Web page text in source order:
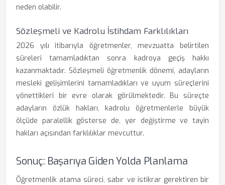
neden olabilir.
Sözleşmeli ve Kadrolu İstihdam Farklılıkları
2026 yılı itibarıyla öğretmenler, mevzuatta belirtilen
süreleri tamamladıktan sonra kadroya geçiş hakkı
kazanmaktadır. Sözleşmeli öğretmenlik dönemi, adayların
mesleki gelişimlerini tamamladıkları ve uyum süreçlerini
yönettikleri bir evre olarak görülmektedir. Bu süreçte
adayların özlük hakları, kadrolu öğretmenlerle büyük
ölçüde paralellik gösterse de, yer değiştirme ve tayin
hakları açısından farklılıklar mevcuttur.
Sonuç: Başarıya Giden Yolda Planlama
Öğretmenlik atama süreci, sabır ve istikrar gerektiren bir